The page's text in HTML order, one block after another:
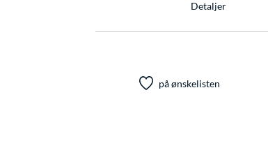
Detaljer
på ønskelisten